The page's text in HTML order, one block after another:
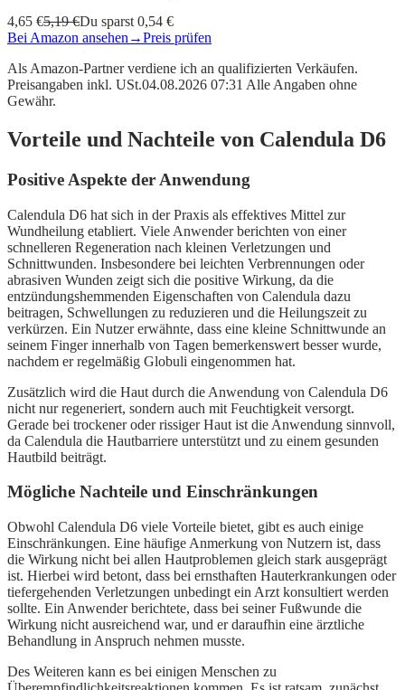
4,65 €5,19 €Du sparst 0,54 €
Bei Amazon ansehen →Preis prüfen
Als Amazon-Partner verdiene ich an qualifizierten Verkäufen.
Preisangaben inkl. USt.04.08.2026 07:31 Alle Angaben ohne
Gewähr.
Vorteile und Nachteile von Calendula D6
Positive Aspekte der Anwendung
Calendula D6 hat sich in der Praxis als effektives Mittel zur
Wundheilung etabliert. Viele Anwender berichten von einer
schnelleren Regeneration nach kleinen Verletzungen und
Schnittwunden. Insbesondere bei leichten Verbrennungen oder
abrasiven Wunden zeigt sich die positive Wirkung, da die
entzündungshemmenden Eigenschaften von Calendula dazu
beitragen, Schwellungen zu reduzieren und die Heilungszeit zu
verkürzen. Ein Nutzer erwähnte, dass eine kleine Schnittwunde an
seinem Finger innerhalb von Tagen bemerkenswert besser wurde,
nachdem er regelmäßig Globuli eingenommen hat.
Zusätzlich wird die Haut durch die Anwendung von Calendula D6
nicht nur regeneriert, sondern auch mit Feuchtigkeit versorgt.
Gerade bei trockener oder rissiger Haut ist die Anwendung sinnvoll,
da Calendula die Hautbarriere unterstützt und zu einem gesunden
Hautbild beiträgt.
Mögliche Nachteile und Einschränkungen
Obwohl Calendula D6 viele Vorteile bietet, gibt es auch einige
Einschränkungen. Eine häufige Anmerkung von Nutzern ist, dass
die Wirkung nicht bei allen Hautproblemen gleich stark ausgeprägt
ist. Hierbei wird betont, dass bei ernsthaften Hauterkrankungen oder
tiefergehenden Verletzungen unbedingt ein Arzt konsultiert werden
sollte. Ein Anwender berichtete, dass bei seiner Fußwunde die
Wirkung nicht ausreichend war, und er daraufhin eine ärztliche
Behandlung in Anspruch nehmen musste.
Des Weiteren kann es bei einigen Menschen zu